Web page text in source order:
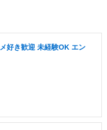
好き歓迎 未経験OK エン